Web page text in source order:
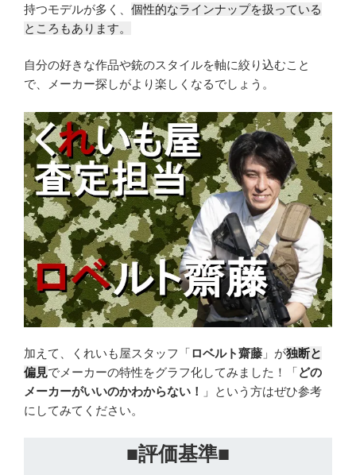
持つモデルが多く、 個性的なラインナップを扱っている
ところもあります。
自分の好きな作品や銃のスタイルを軸に絞り込むこと
で、メーカー探しがより楽しくなるでしょう。
加えて、くれいも屋スタッフ「ロベルト齋藤 」が独断と
偏見でメーカーの特性をグラフ化してみました！「どの
メーカーがいいのかわからない！
」という方はぜひ参考
にしてみてください。
■評価基準■